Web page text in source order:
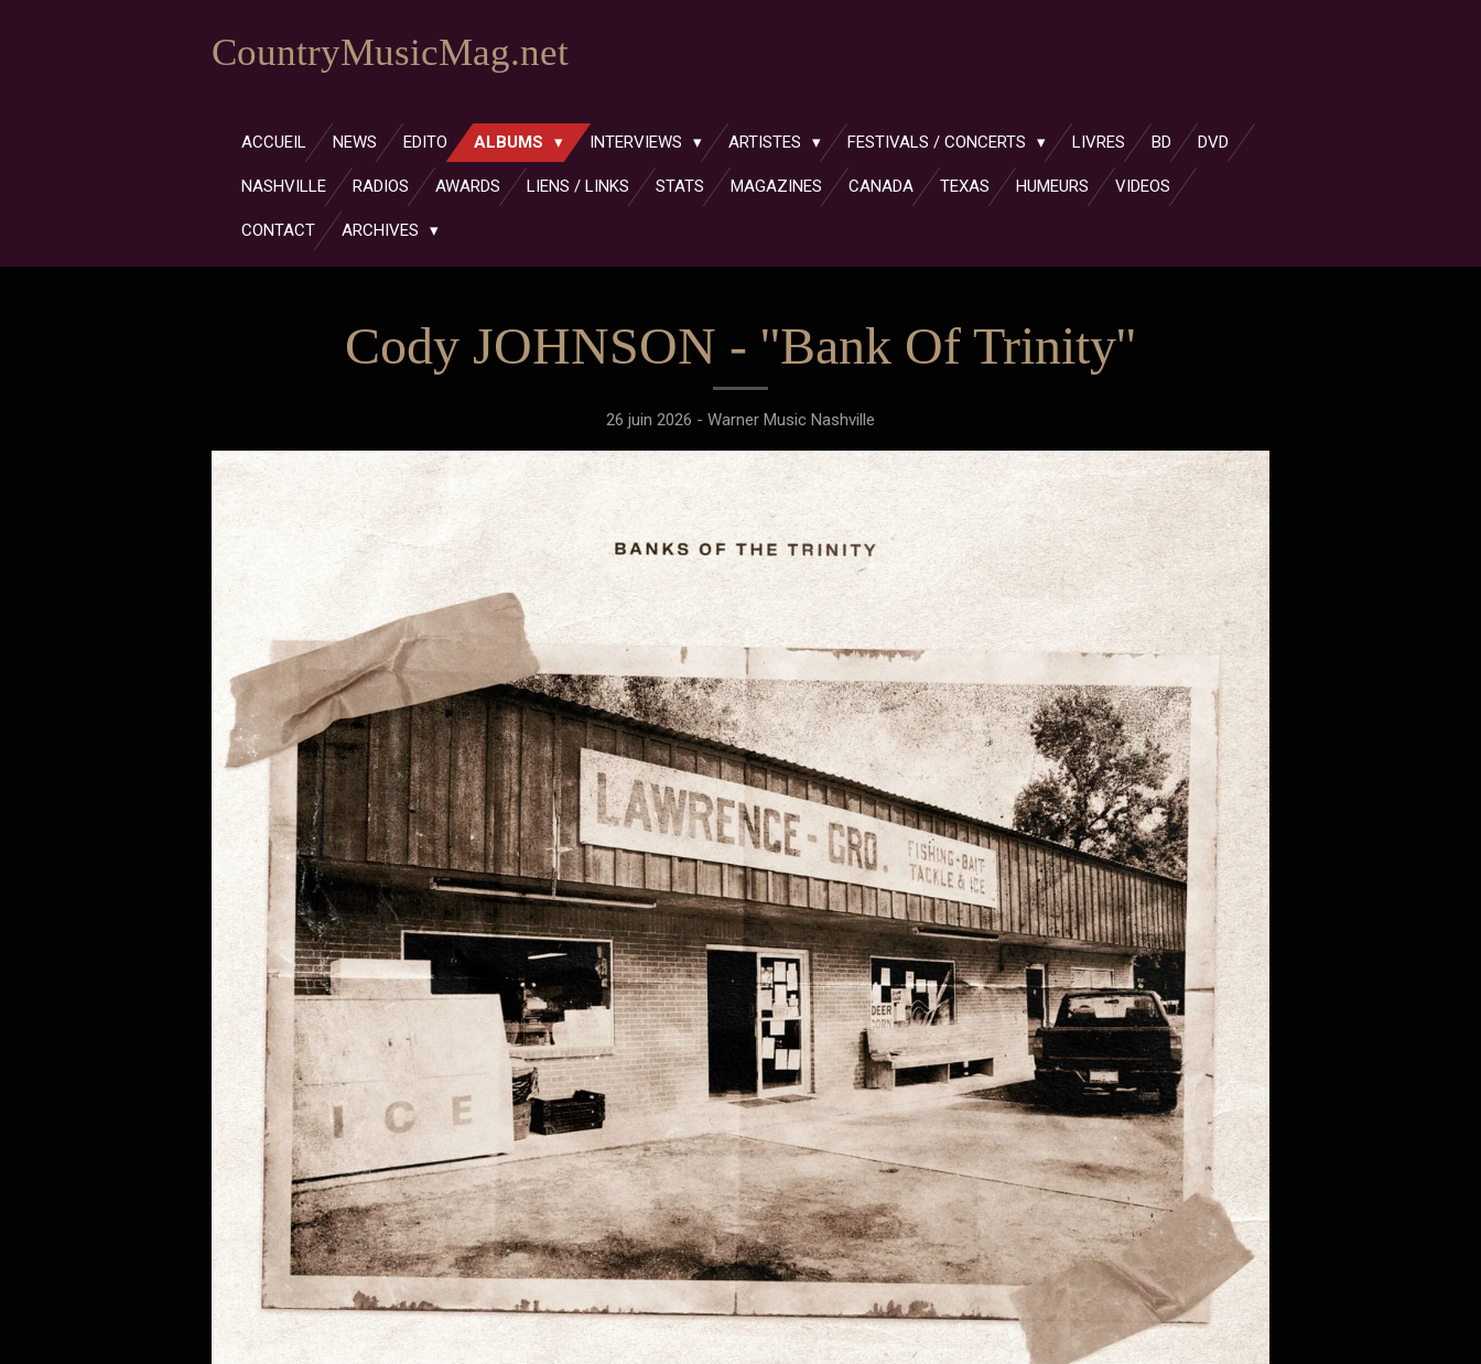
CountryMusicMag.net
ACCUEIL NEWS EDITO ALBUMS INTERVIEWS ARTISTES FESTIVALS / CONCERTS LIVRES BD DVD
NASHVILLE RADIOS AWARDS LIENS / LINKS STATS MAGAZINES CANADA TEXAS HUMEURS VIDEOS
CONTACT ARCHIVES
Cody JOHNSON - ''Bank Of Trinity''
26 juin 2026 - Warner Music Nashville